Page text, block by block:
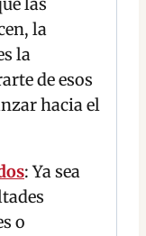
las
la
la
de esos
hacia el
: Ya sea
o